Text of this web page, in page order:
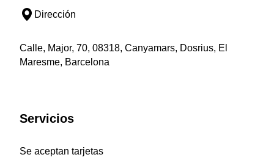
Dirección
Calle, Major, 70, 08318, Canyamars, Dosrius, El
Maresme, Barcelona
Servicios
Se aceptan tarjetas